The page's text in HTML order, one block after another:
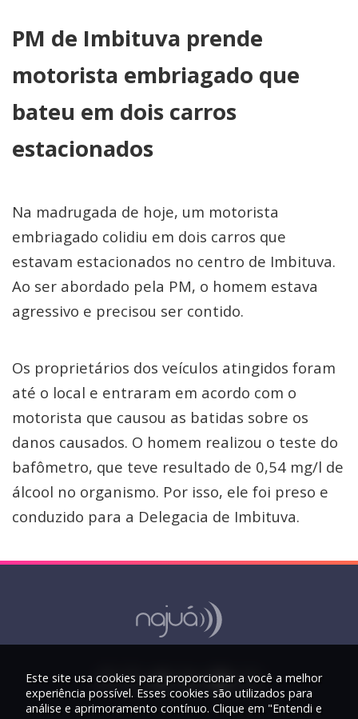
PM de Imbituva prende
motorista embriagado que
bateu em dois carros
estacionados
Na madrugada de hoje, um motorista
embriagado colidiu em dois carros que
estavam estacionados no centro de Imbituva.
Ao ser abordado pela PM, o homem estava
agressivo e precisou ser contido.
Os proprietários dos veículos atingidos foram
até o local e entraram em acordo com o
motorista que causou as batidas sobre os
danos causados. O homem realizou o teste do
bafômetro, que teve resultado de 0,54 mg/l de
álcool no organismo. Por isso, ele foi preso e
conduzido para a Delegacia de Imbituva.
Este site usa cookies para proporcionar a você a melhor
experiência possível. Esses cookies são utilizados para
análise e aprimoramento contínuo. Clique em "Entendi e